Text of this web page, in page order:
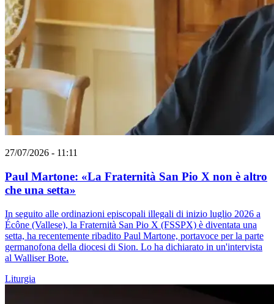
27/07/2026 - 11:11
Paul Martone: «La Fraternità San Pio X non è altro
che una setta»
In seguito alle ordinazioni episcopali illegali di inizio luglio 2026 a
Écône (Vallese), la Fraternità San Pio X (FSSPX) è diventata una
setta, ha recentemente ribadito Paul Martone, portavoce per la parte
germanofona della diocesi di Sion. Lo ha dichiarato in un'intervista
al Walliser Bote.
Liturgia